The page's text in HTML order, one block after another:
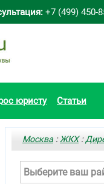
+7 (499) 450-
юристу Статьи
Москва :ЖКХ:
Выберите ваш